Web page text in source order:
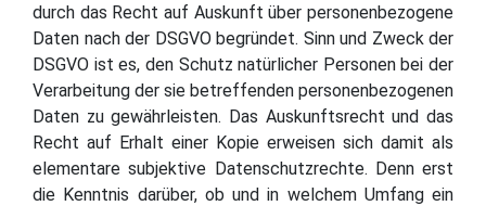
durch das Recht auf Auskunft über personenbezogene
Daten nach der DSGVO begründet. Sinn und Zweck der
DSGVO ist es, den Schutz natürlicher Personen bei der
Verarbeitung der sie betreffenden personenbezogenen
Daten zu gewährleisten. Das Auskunftsrecht und das
Recht auf Erhalt einer Kopie erweisen sich damit als
elementare subjektive Datenschutzrechte. Denn erst
die Kenntnis darüber, ob und in welchem Umfang ein